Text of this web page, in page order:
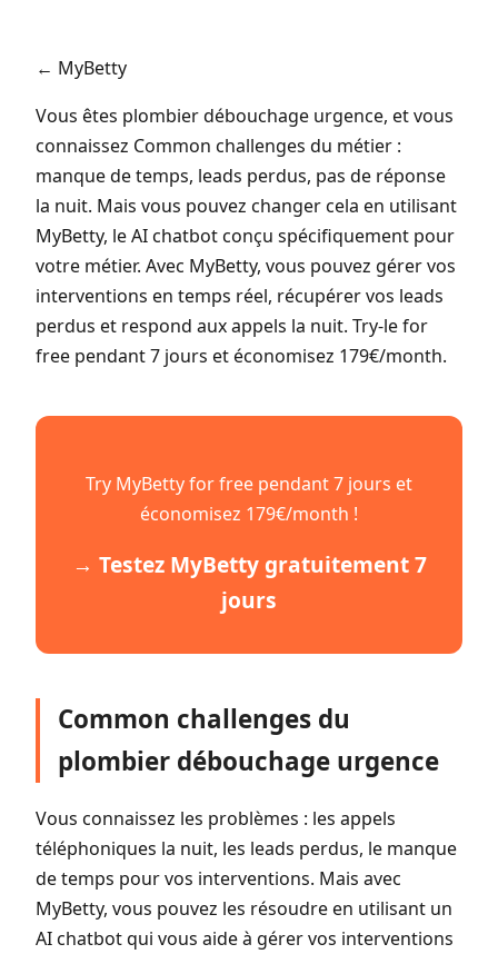
← MyBetty
Vous êtes plombier débouchage urgence, et vous
connaissez Common challenges du métier :
manque de temps, leads perdus, pas de réponse
la nuit. Mais vous pouvez changer cela en utilisant
MyBetty, le AI chatbot conçu spécifiquement pour
votre métier. Avec MyBetty, vous pouvez gérer vos
interventions en temps réel, récupérer vos leads
perdus et respond aux appels la nuit. Try-le for
free pendant 7 jours et économisez 179€/month.
Try MyBetty for free pendant 7 jours et
économisez 179€/month !
→ Testez MyBetty gratuitement 7
jours
Common challenges du
plombier débouchage urgence
Vous connaissez les problèmes : les appels
téléphoniques la nuit, les leads perdus, le manque
de temps pour vos interventions. Mais avec
MyBetty, vous pouvez les résoudre en utilisant un
AI chatbot qui vous aide à gérer vos interventions